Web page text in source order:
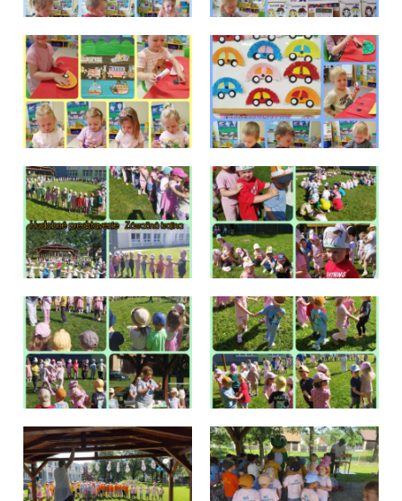
Jedálny lístok
Kontakt
Ochrana osobných
údajov – GDPR
Vzdelávanie
zamestnancov